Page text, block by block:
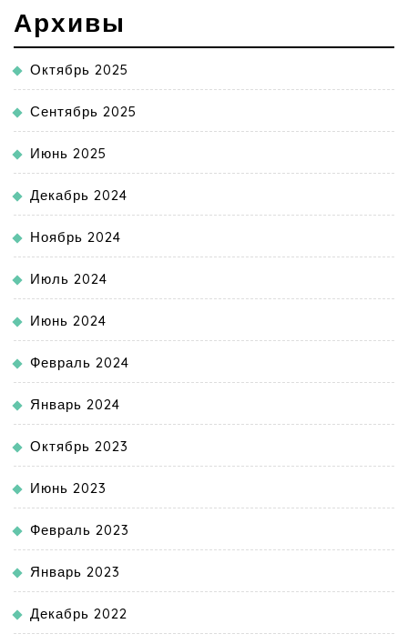
Архивы
Октябрь 2025
Сентябрь 2025
Июнь 2025
Декабрь 2024
Ноябрь 2024
Июль 2024
Июнь 2024
Февраль 2024
Январь 2024
Октябрь 2023
Июнь 2023
Февраль 2023
Январь 2023
Декабрь 2022